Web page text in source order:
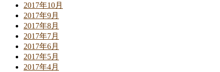
2017年10月
2017年9月
2017年8月
2017年7月
2017年6月
2017年5月
2017年4月